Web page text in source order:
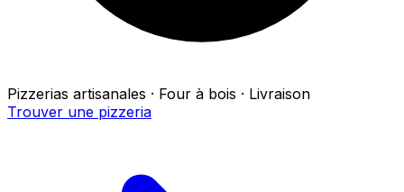
Pizzerias artisanales · Four à bois · Livraison
Trouver une pizzeria